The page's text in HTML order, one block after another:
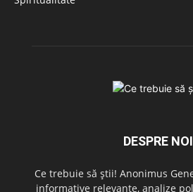
DESPRE NOI
Ce trebuie să știi! Anonimus
informative relevante, analize